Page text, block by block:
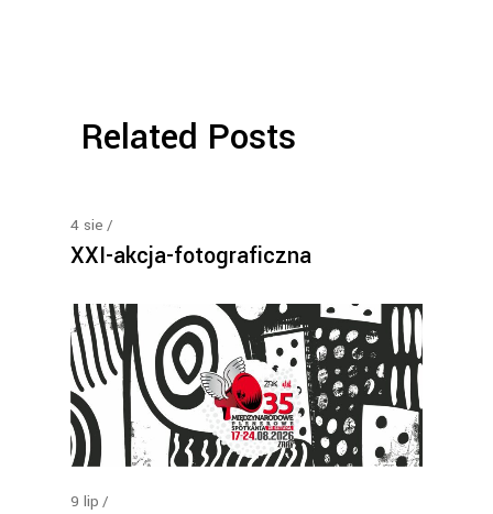
Related Posts
4 sie
XXI-akcja-fotograficzna
9 lip